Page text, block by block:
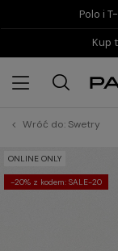
Polo i
Kup
Wróć do:Swetry
ONLINE ONLY
-20% z kodem: SALE-20